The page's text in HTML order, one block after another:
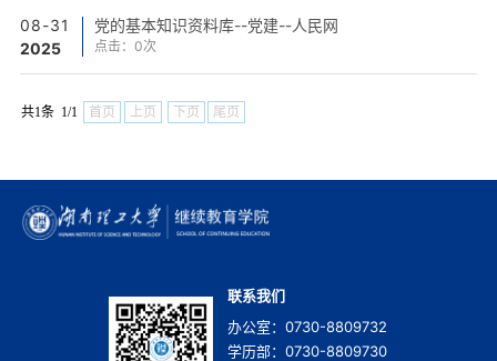
08-31
2025
党的基本知识资料库--党建--人民网
点击： 0次
共1条 1/1 首页 上页 下页 尾页
联系我们
办公室：0730-8809732
学历部：0730-8809730